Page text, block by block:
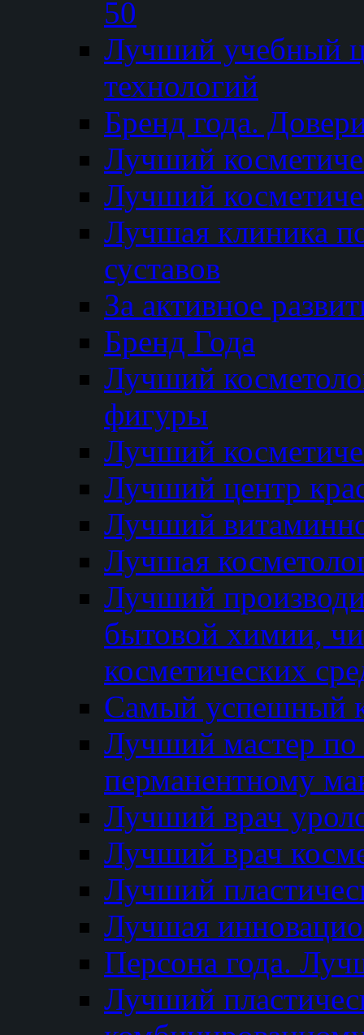
50
Лучший
технологий
Бренд года.
Лучший
Лучший
Лучшая клиника
суставов
За активное
Бренд Года
Лучший
фигуры
Лучший
Лучший центр
Лучший
Лучшая
Лучший
бытовой химии,
косметических
Самый успешный
Лучший мастер по
перманентному
Лучший врач
Лучший врач
Лучший
Лучшая
Персона года.
Лучший